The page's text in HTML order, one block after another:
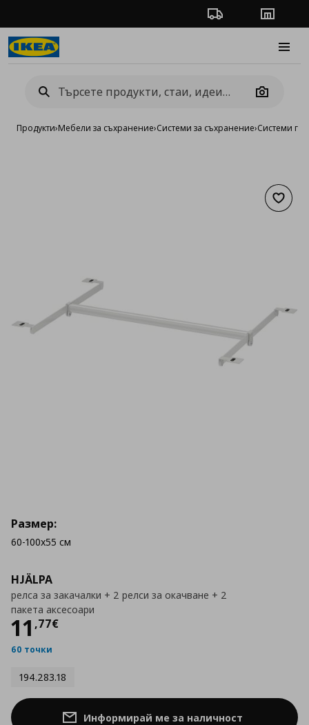
Проследяване на
Camera
Продукти›Мебели за съхранение›Системи за съхранение›Системи
HJÄLPA
релса за закачалки + 2 релси за окачване + 2
пакета аксесоари
11 ,77€
Цена
60 точки
194.283.18
Размер:
60-100x55 см
Информирай ме за наличност